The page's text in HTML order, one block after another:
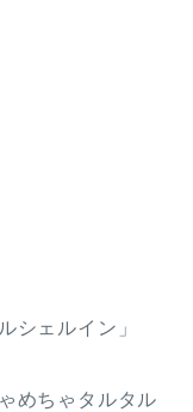
シェルイン」
めちゃタルタル